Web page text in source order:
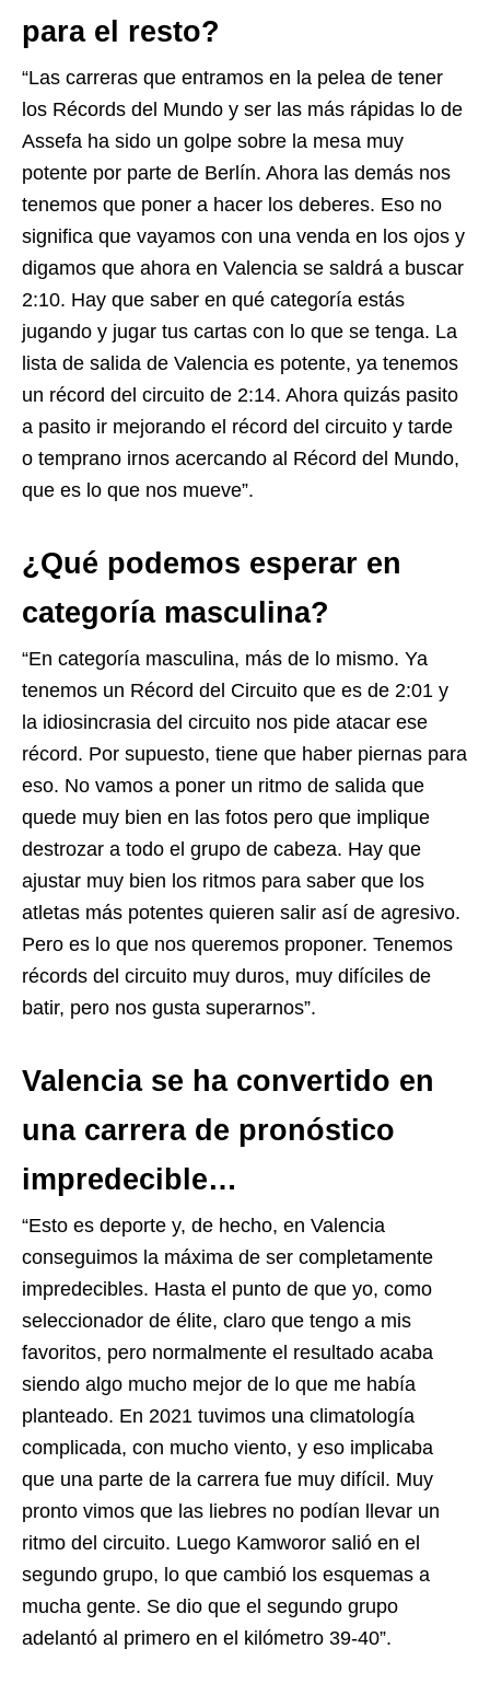
para el resto?
“Las carreras que entramos en la pelea de tener
los Récords del Mundo y ser las más rápidas lo de
Assefa ha sido un golpe sobre la mesa muy
potente por parte de Berlín. Ahora las demás nos
tenemos que poner a hacer los deberes. Eso no
significa que vayamos con una venda en los ojos y
digamos que ahora en Valencia se saldrá a buscar
2:10. Hay que saber en qué categoría estás
jugando y jugar tus cartas con lo que se tenga. La
lista de salida de Valencia es potente, ya tenemos
un récord del circuito de 2:14. Ahora quizás pasito
a pasito ir mejorando el récord del circuito y tarde
o temprano irnos acercando al Récord del Mundo,
que es lo que nos mueve”.
¿Qué podemos esperar en
categoría masculina?
“En categoría masculina, más de lo mismo. Ya
tenemos un Récord del Circuito que es de 2:01 y
la idiosincrasia del circuito nos pide atacar ese
récord. Por supuesto, tiene que haber piernas para
eso. No vamos a poner un ritmo de salida que
quede muy bien en las fotos pero que implique
destrozar a todo el grupo de cabeza. Hay que
ajustar muy bien los ritmos para saber que los
atletas más potentes quieren salir así de agresivo.
Pero es lo que nos queremos proponer. Tenemos
récords del circuito muy duros, muy difíciles de
batir, pero nos gusta superarnos”.
Valencia se ha convertido en
una carrera de pronóstico
impredecible…
“Esto es deporte y, de hecho, en Valencia
conseguimos la máxima de ser completamente
impredecibles. Hasta el punto de que yo, como
seleccionador de élite, claro que tengo a mis
favoritos, pero normalmente el resultado acaba
siendo algo mucho mejor de lo que me había
planteado. En 2021 tuvimos una climatología
complicada, con mucho viento, y eso implicaba
que una parte de la carrera fue muy difícil. Muy
pronto vimos que las liebres no podían llevar un
ritmo del circuito. Luego Kamworor salió en el
segundo grupo, lo que cambió los esquemas a
mucha gente. Se dio que el segundo grupo
adelantó al primero en el kilómetro 39-40”.